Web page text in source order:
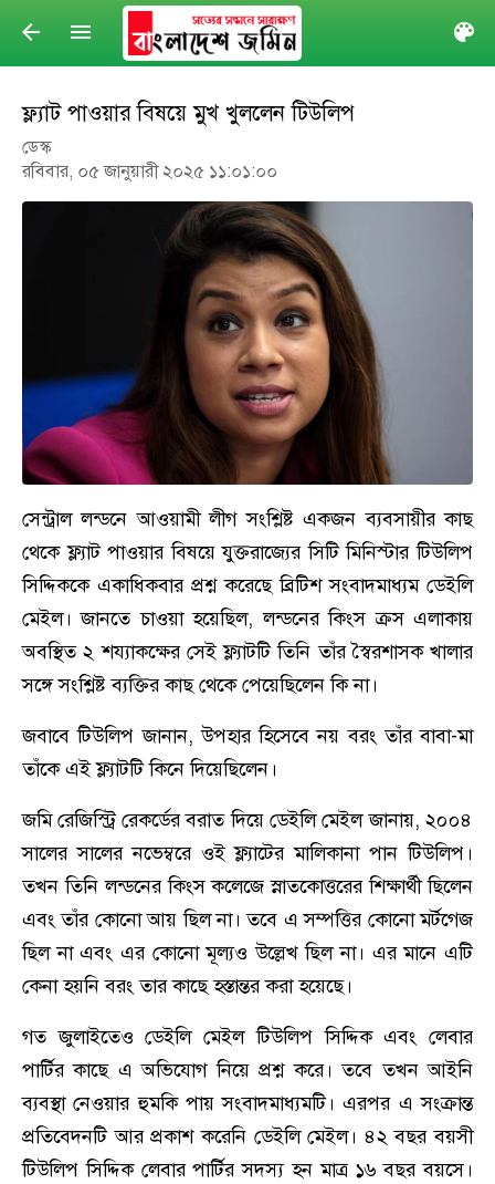
arrow_back menu
ফ্ল্যাট পাওয়ার বিষয়ে মুখ খুললেন টিউলিপ
ডেস্ক
রবিবার, ০৫ জানুয়ারী ২০২৫ ১১:০১:০০
সেন্ট্রাল লন্ডনে আওয়ামী লীগ সংশ্লিষ্ট একজন ব্যবসায়ীর কাছ
থেকে ফ্ল্যাট পাওয়ার বিষয়ে যুক্তরাজ্যের সিটি মিনিস্টার টিউলিপ
সিদ্দিককে একাধিকবার প্রশ্ন করেছে ব্রিটিশ সংবাদমাধ্যম ডেইলি
মেইল। জানতে চাওয়া হয়েছিল, লন্ডনের কিংস ক্রস এলাকায়
অবস্থিত ২ শয্যাকক্ষের সেই ফ্ল্যাটটি তিনি তাঁর স্বৈরশাসক খালার
সঙ্গে সংশ্লিষ্ট ব্যক্তির কাছ থেকে পেয়েছিলেন কি না।
জবাবে টিউলিপ জানান, উপহার হিসেবে নয় বরং তাঁর বাবা-মা
তাঁকে এই ফ্ল্যাটটি কিনে দিয়েছিলেন।
জমি রেজিস্ট্রি রেকর্ডের বরাত দিয়ে ডেইলি মেইল জানায়, ২০০৪
সালের সালের নভেম্বরে ওই ফ্ল্যাটের মালিকানা পান টিউলিপ।
তখন তিনি লন্ডনের কিংস কলেজে স্নাতকোত্তরের শিক্ষার্থী ছিলেন
এবং তাঁর কোনো আয় ছিল না। তবে এ সম্পত্তির কোনো মর্টগেজ
ছিল না এবং এর কোনো মূল্যও উল্লেখ ছিল না। এর মানে এটি
কেনা হয়নি বরং তার কাছে হস্তান্তর করা হয়েছে।
গত জুলাইতেও ডেইলি মেইল টিউলিপ সিদ্দিক এবং লেবার
পার্টির কাছে এ অভিযোগ নিয়ে প্রশ্ন করে। তবে তখন আইনি
ব্যবস্থা নেওয়ার হুমকি পায় সংবাদমাধ্যমটি। এরপর এ সংক্রান্ত
প্রতিবেদনটি আর প্রকাশ করেনি ডেইলি মেইল। ৪২ বছর বয়সী
টিউলিপ সিদ্দিক লেবার পার্টির সদস্য হন মাত্র ১৬ বছর বয়সে।